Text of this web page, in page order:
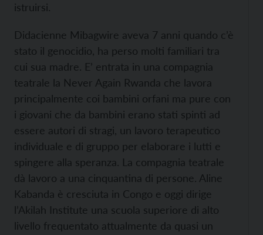
istruirsi.
Didacienne Mibagwire aveva 7 anni quando c’è
stato il genocidio, ha perso molti familiari tra
cui sua madre. E’ entrata in una compagnia
teatrale la Never Again Rwanda che lavora
principalmente coi bambini orfani ma pure con
i giovani che da bambini erano stati spinti ad
essere autori di stragi, un lavoro terapeutico
individuale e di gruppo per elaborare i lutti e
spingere alla speranza. La compagnia teatrale
dà lavoro a una cinquantina di persone. Aline
Kabanda è cresciuta in Congo e oggi dirige
l’Akilah Institute una scuola superiore di alto
livello frequentato attualmente da quasi un